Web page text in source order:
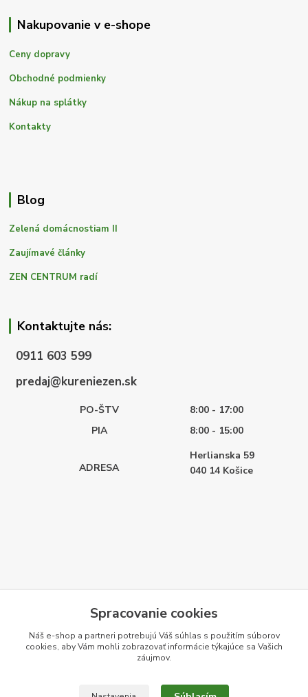
Nakupovanie v e-shope
Ceny dopravy
Obchodné podmienky
Nákup na splátky
Kontakty
Blog
Zelená domácnostiam II
Zaujímavé články
ZEN CENTRUM radí
Kontaktujte nás:
0911 603 599
predaj@kureniezen.sk
PO-ŠTV
8:00 - 17:00
PIA
8:00 - 15:00
ADRESA
Herlianska 59
040 14 Košice
Spracovanie cookies
Náš e-shop a partneri potrebujú Váš súhlas s použitím súborov
cookies, aby Vám mohli zobrazovať informácie týkajúce sa Vašich
záujmov.